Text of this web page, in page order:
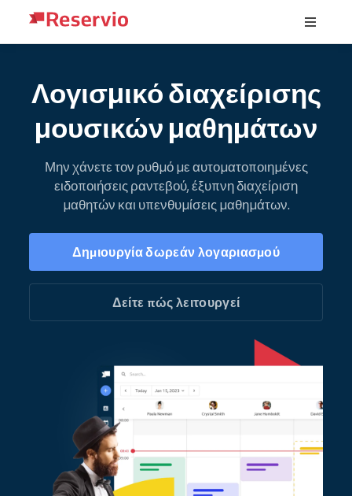
Λογισμικό διαχείρισης
μουσικών μαθημάτων
Μην χάνετε τον ρυθμό με αυτοματοποιημένες
ειδοποιήσεις ραντεβού, έξυπνη διαχείριση
μαθητών και υπενθυμίσεις μαθημάτων.
Δημιουργία δωρεάν λογαριασμού
Δείτε πώς λειτουργεί